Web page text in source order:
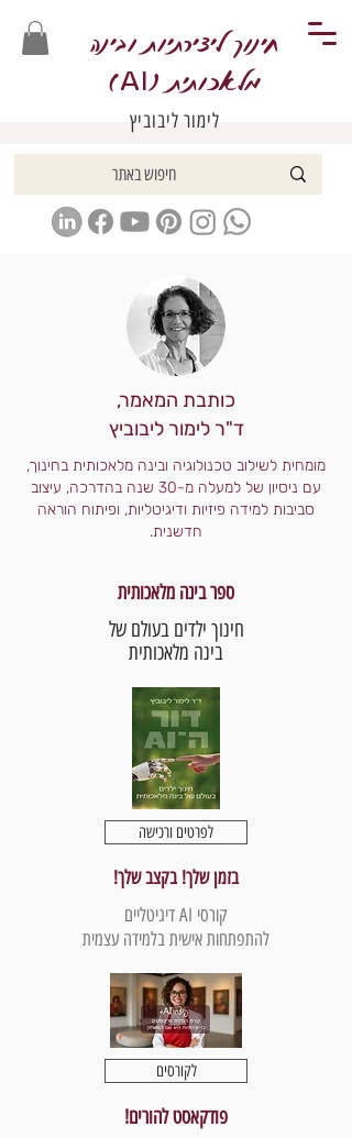
חינוך ליצירתיות ובינה
מלאכותית (AI
)
לימור ליבוביץ
כותבת המאמר,
ד"ר לימור ליבוביץ
מומחית לשילוב טכנולוגיה ובינה מלאכותית בחינוך,
עם ניסיון של למעלה מ-30 שנה בהדרכה, עיצוב
סביבות למידה פיזיות ודיגיטליות, ופיתוח הוראה
חדשנית.
ספר בינה מלאכותית
חינוך ילדים בעולם של
בינה מלאכותית
לפרטים ורכישה
בזמן שלך! בקצב שלך!
קורסי AI דיגיטליים
להתפתחות אישית בלמידה עצמית
לקורסים
פודקאסט להורים!